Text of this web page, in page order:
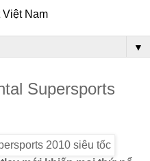
Nam
▼
Supersports